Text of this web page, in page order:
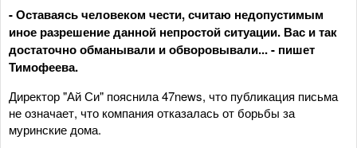
- Оставаясь человеком чести, считаю недопустимым
иное разрешение данной непростой ситуации. Вас и так
достаточно обманывали и обворовывали... - пишет
Тимофеева.
Директор "Ай Си" пояснила 47news, что публикация письма
не означает, что компания отказалась от борьбы за
муринские дома.